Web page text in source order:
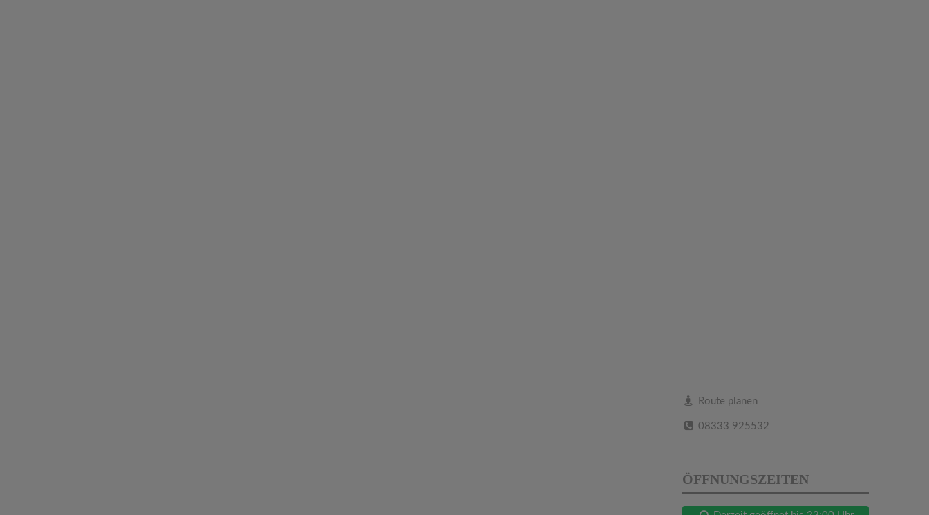
Route planen
08333 925532
ÖFFNUNGSZEITEN